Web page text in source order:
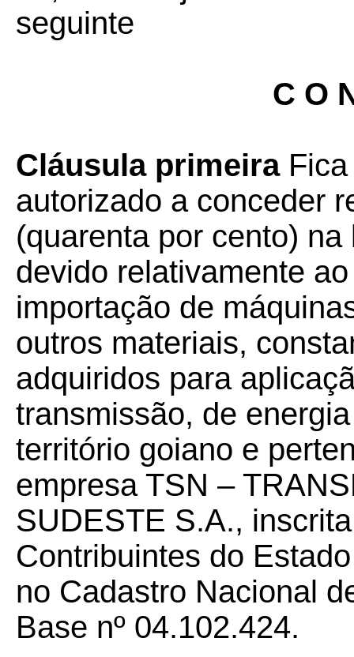
seguinte
C O
Cláusula primeiraFica
autorizado a conceder
(quarenta por cento)
devido relativamente
importação de
outros materiais,
adquiridos para
transmissão, de
território goiano e
empresa TSN –
SUDESTE S.A.,
Contribuintes do
no Cadastro Nacional
Base nº 04.102.424.